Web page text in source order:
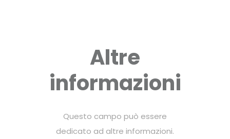
Altre
informazioni
Questo campo può essere
dedicato ad altre informazioni.